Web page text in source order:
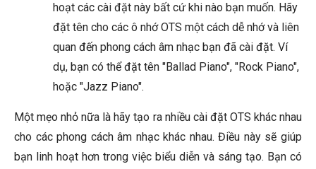
hoạt các cài đặt này bất cứ khi nào bạn muốn. Hãy
đặt tên cho các ô nhớ OTS một cách dễ nhớ và liên
quan đến phong cách âm nhạc bạn đã cài đặt. Ví
dụ, bạn có thể đặt tên "Ballad Piano", "Rock Piano",
hoặc "Jazz Piano".
Một mẹo nhỏ nữa là hãy tạo ra nhiều cài đặt OTS khác nhau
cho các phong cách âm nhạc khác nhau. Điều này sẽ giúp
bạn linh hoạt hơn trong việc biểu diễn và sáng tạo. Bạn có